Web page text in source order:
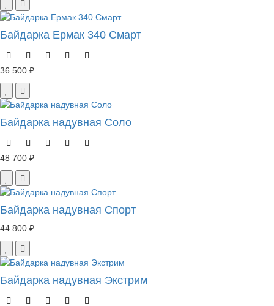
Байдарка Ермак 340 Смарт
36 500 ₽
Байдарка надувная Соло
48 700 ₽
Байдарка надувная Спорт
44 800 ₽
Байдарка надувная Экстрим